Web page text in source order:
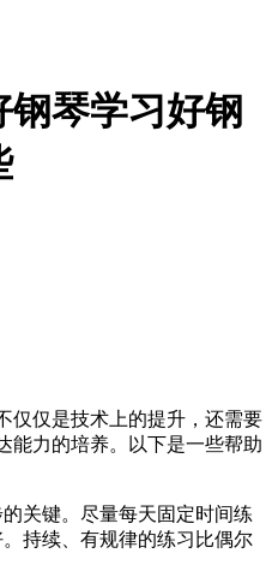
琴学习好钢
仅仅是技术上的提升，还需要
能力的培养。以下是一些帮助
的关键。尽量每天固定时间练
持续、有规律的练习比偶尔